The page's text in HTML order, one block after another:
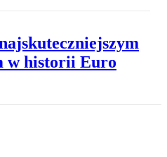
w historii Euro